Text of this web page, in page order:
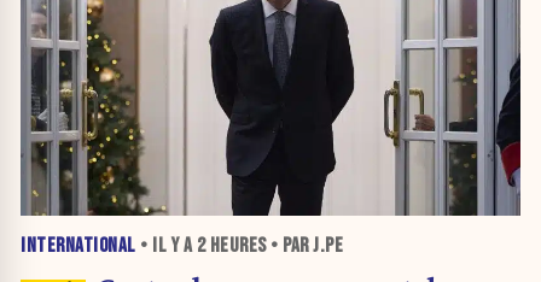
INTERNATIONAL • IL Y A 2 HEURES• PAR J.PE